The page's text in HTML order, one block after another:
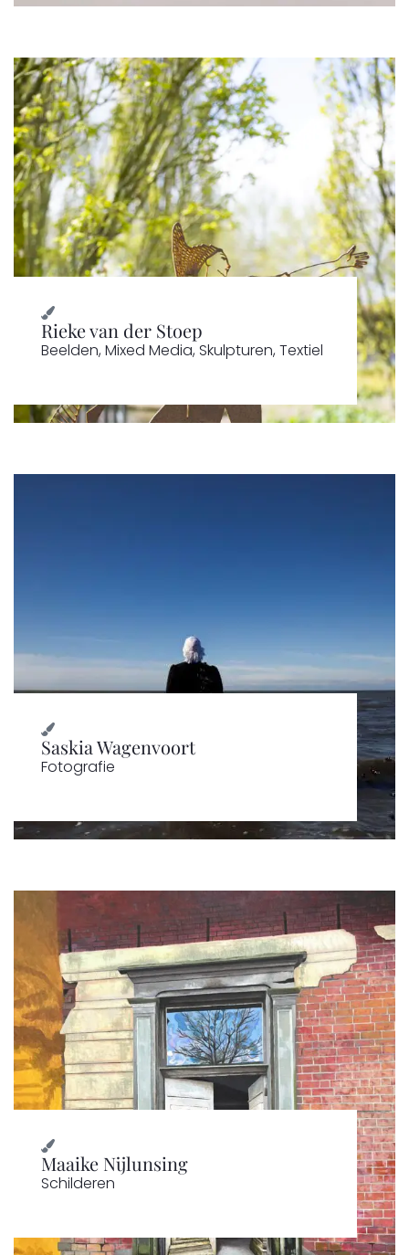
Rieke van der Stoep
Beelden, Mixed Media, Skulpturen, Textiel
Saskia Wagenvoort
Fotografie
Maaike Nijlunsing
Schilderen